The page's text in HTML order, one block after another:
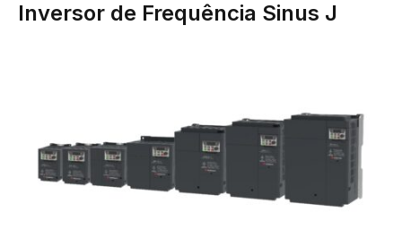
Inversor de Frequência Sinus J